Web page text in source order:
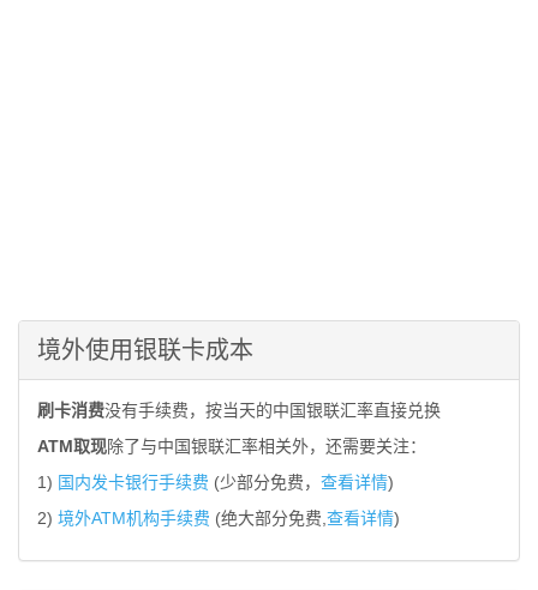
境外使用银联卡成本
刷卡消费没有手续费，按当天的中国银联汇率直接兑换
ATM取现除了与中国银联汇率相关外，还需要关注：
1) 国内发卡银行手续费 (少部分免费， 查看详情)
2) 境外ATM机构手续费 (绝大部分免费, 查看详情)